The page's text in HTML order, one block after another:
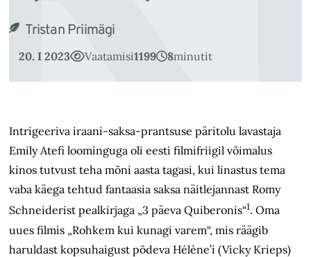
Tristan Priimägi
20. I 2023 Vaatamisi1199 8minutit
Intrigeeriva iraani-saksa-prantsuse päritolu lavastaja
Emily Atefi loominguga oli eesti filmifriigil võimalus
kinos tutvust teha mõni aasta tagasi, kui linastus tema
vaba käega tehtud fantaasia saksa näitlejannast Romy
Schneiderist pealkirjaga „3 päeva Quiberonis“1. Oma
uues filmis „Rohkem kui kunagi varem“, mis räägib
haruldast kopsuhaigust põdeva Hélène’i (Vicky Krieps)